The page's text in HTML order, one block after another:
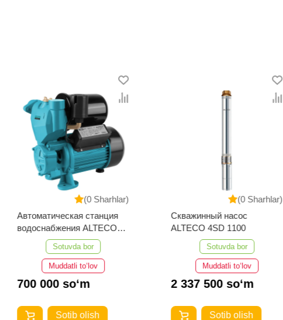
(0 Sharhlar)
Автоматическая станция
водоснабжения ALTECO
AВН 370
Sotuvda bor
Muddatli to‘lov
700 000 so‘m
Sotib olish
(0 Sharhlar)
Скважинный насос
ALTECO 4SD 1100
Sotuvda bor
Muddatli to‘lov
2 337 500 so‘m
Sotib olish